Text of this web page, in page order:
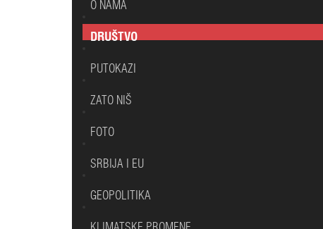
O NAMA
DRUŠTVO
PUTOKAZI
ZATO NIŠ
FOTO
SRBIJA I EU
GEOPOLITIKA